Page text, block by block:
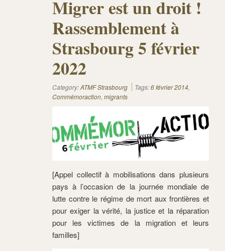
Migrer est un droit !
Rassemblement à
Strasbourg 5 février
2022
Category:ATMF Strasbourg Tags:6 février 2014,
Commémoraction, migrants
[Appel collectif à mobilisations dans plusieurs
pays à l’occasion de la journée mondiale de
lutte contre le régime de mort aux frontières et
pour exiger la vérité, la justice et la réparation
pour les victimes de la migration et leurs
familles]